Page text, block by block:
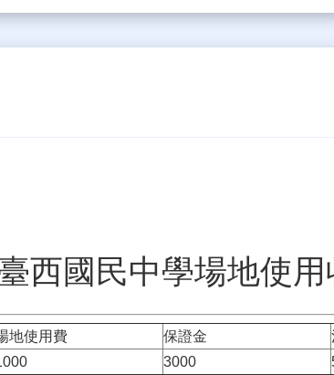
西國民中學場地使
地使用費 保證金
3000